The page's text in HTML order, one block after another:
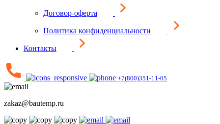
Договор-оферта
Политика конфиденциальности
Контакты
+7(800)351-11-05
zakaz@bautemp.ru